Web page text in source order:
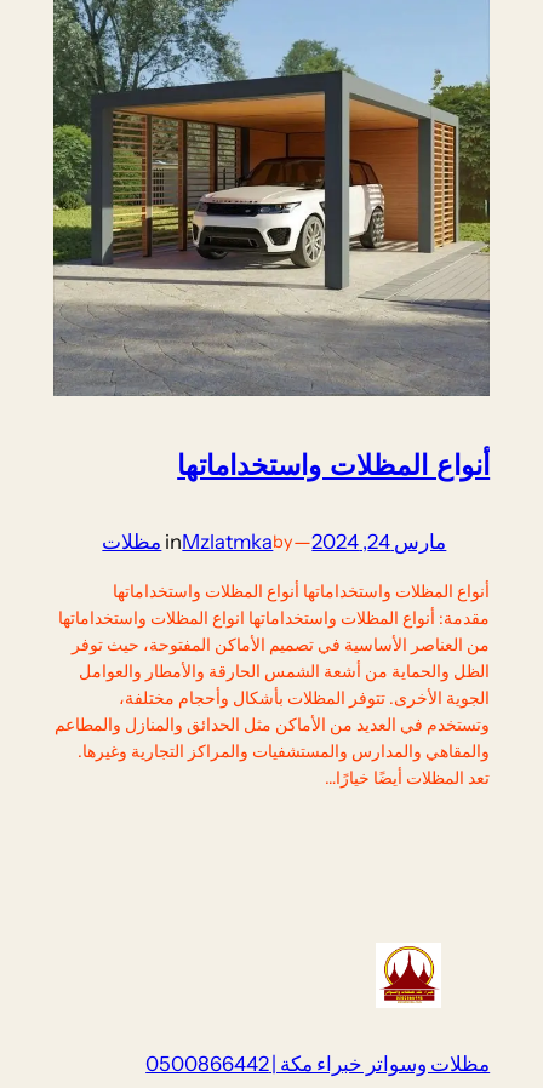
أنواع المظلات واستخداماتها
مارس 24, 2024 —
by
Mzlatmka
in مظلات
أنواع المظلات واستخداماتها أنواع المظلات واستخداماتها
مقدمة: أنواع المظلات واستخداماتها انواع المظلات واستخداماتها
من العناصر الأساسية في تصميم الأماكن المفتوحة، حيث توفر
الظل والحماية من أشعة الشمس الحارقة والأمطار والعوامل
الجوية الأخرى. تتوفر المظلات بأشكال وأحجام مختلفة،
وتستخدم في العديد من الأماكن مثل الحدائق والمنازل والمطاعم
والمقاهي والمدارس والمستشفيات والمراكز التجارية وغيرها.
تعد المظلات أيضًا خيارًا…
مظلات وسواتر خبراء مكة | 0500866442